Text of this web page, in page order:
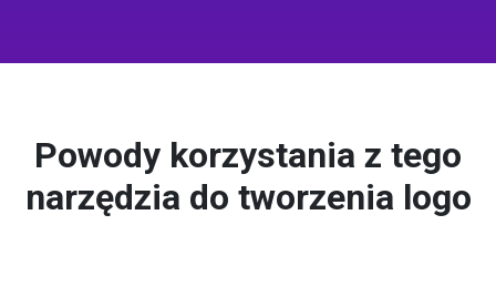
Powody korzystania z tego
narzędzia do tworzenia logo